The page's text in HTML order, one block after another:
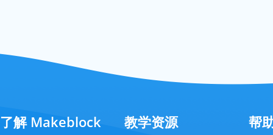
了解 Makeblock 教学资源 帮